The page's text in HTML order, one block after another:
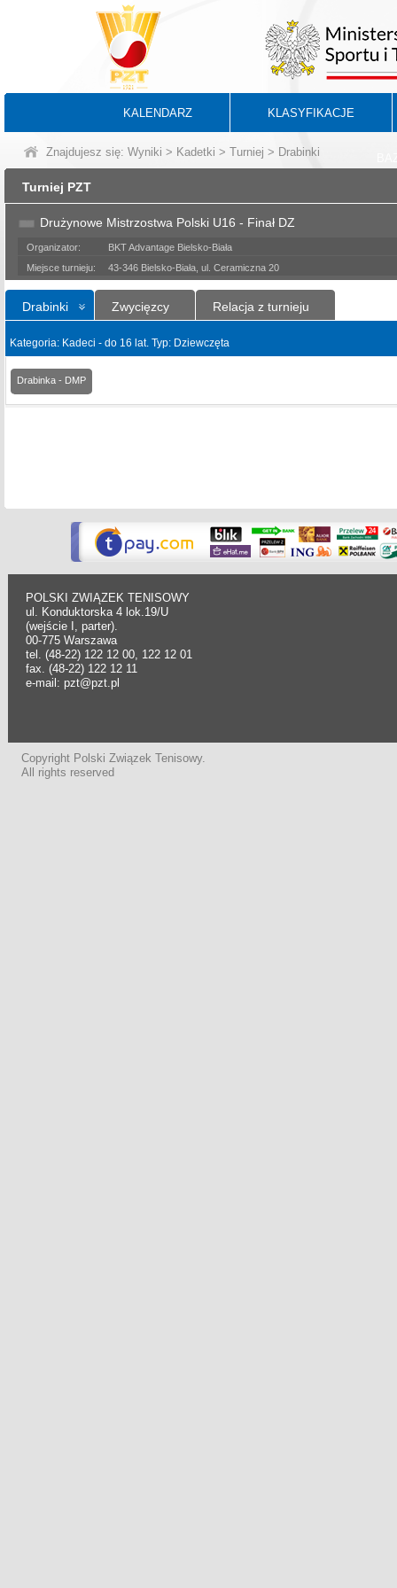
KALENDARZ KLASYFIKACJE
Znajdujesz się: Wyniki > Kadetki > Turniej > Drabinki
Turniej PZT
Drużynowe Mistrzostwa Polski U16 - Finał DZ
Organizator:
BKT Advantage Bielsko-Biała
Miejsce turnieju:
43-346 Bielsko-Biała, ul. Ceramiczna 20
Drabinki Zwycięzcy Relacja z turnieju
Kategoria: Kadeci - do 16 lat. Typ: Dziewczęta
Drabinka - DMP
POLSKI ZWIĄZEK TENISOWY
ul. Konduktorska 4 lok.19/U
(wejście I, parter).
00-775 Warszawa
tel. (48-22) 122 12 00, 122 12 01
fax. (48-22) 122 12 11
e-mail: pzt@pzt.pl
Copyright Polski Związek Tenisowy.
All rights reserved